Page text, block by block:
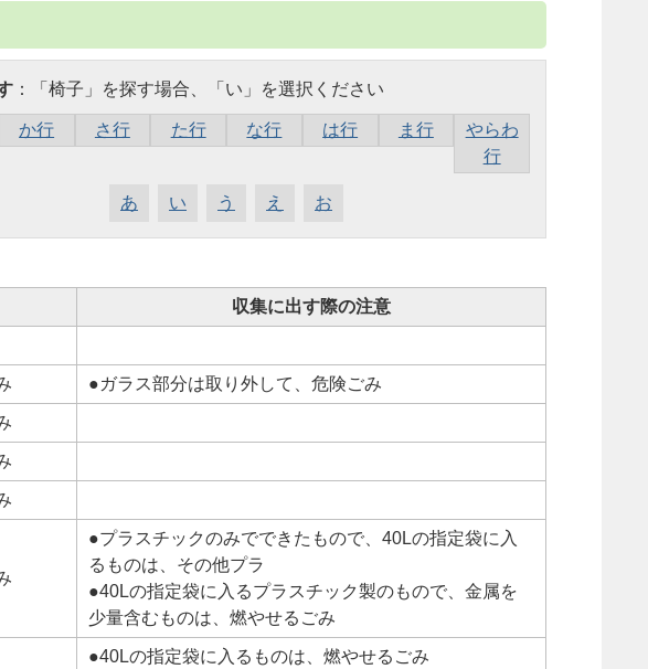
：「椅子」を探す場合、「い」を選択ください
か行 さ行 た行 な行 は行 ま行
やらわ
行
あ い う え お
収集に出す際の注意
●ガラス部分は取り外して、危険ごみ
●プラスチックのみでできたもので、40Lの指定袋に入
るものは、その他プラ
●40Lの指定袋に入るプラスチック製のもので、金属を
少量含むものは、燃やせるごみ
●40Lの指定袋に入るものは、燃やせるごみ